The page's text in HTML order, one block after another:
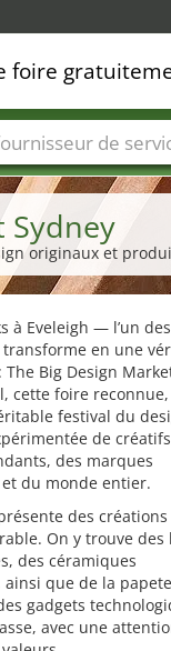
Sydney
originaux et
à Eveleigh — l’un des
en une
Big Design
cette foire reconnue,
festival du
de créatifs
des marques
du monde entier.
des créations
On y trouve des
des céramiques
que de la
gadgets
avec une
foire
fournisseur de